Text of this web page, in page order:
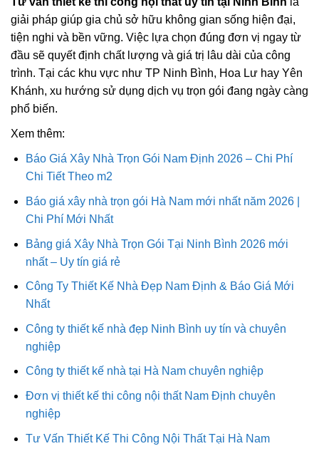
giải pháp giúp gia chủ sở hữu không gian sống hiện đại,
tiện nghi và bền vững. Việc lựa chọn đúng đơn vị ngay từ
đầu sẽ quyết định chất lượng và giá trị lâu dài của công
trình. Tại các khu vực như TP Ninh Bình, Hoa Lư hay Yên
Khánh, xu hướng sử dụng dịch vụ trọn gói đang ngày càng
phổ biến.
Xem thêm:
Báo Giá Xây Nhà Trọn Gói Nam Định 2026 – Chi Phí
Chi Tiết Theo m2
Báo giá xây nhà trọn gói Hà Nam mới nhất năm 2026 |
Chi Phí Mới Nhất
Bảng giá Xây Nhà Trọn Gói Tại Ninh Bình 2026 mới
nhất – Uy tín giá rẻ
Công Ty Thiết Kế Nhà Đẹp Nam Định & Báo Giá Mới
Nhất
Công ty thiết kế nhà đẹp Ninh Bình uy tín và chuyên
nghiệp
Công ty thiết kế nhà tại Hà Nam chuyên nghiệp
Đơn vị thiết kế thi công nội thất Nam Định chuyên
nghiệp
Tư Vấn Thiết Kế Thi Công Nội Thất Tại Hà Nam